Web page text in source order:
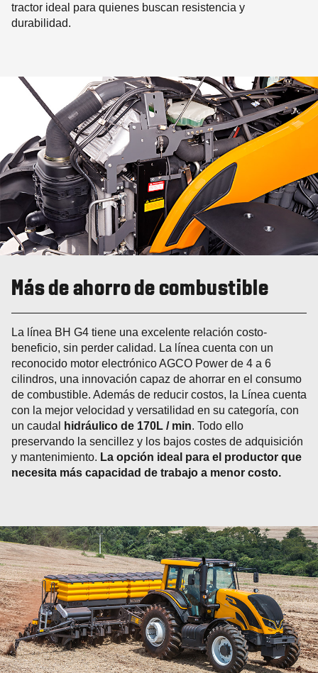
tractor ideal para quienes buscan resistencia y
durabilidad.
Más de ahorro de combustible
La línea BH G4 tiene una excelente relación costo-
beneficio, sin perder calidad. La línea cuenta con un
reconocido motor electrónico AGCO Power de 4 a 6
cilindros, una innovación capaz de ahorrar en el consumo
de combustible. Además de reducir costos, la Línea cuenta
con la mejor velocidad y versatilidad en su categoría, con
un caudal
hidráulico de 170L / min. Todo ello
preservando la sencillez y los bajos costes de adquisición
y mantenimiento. La opción ideal para el productor que
necesita más capacidad de trabajo a menor costo.